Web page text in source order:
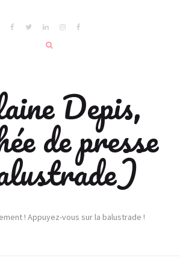
Depis,
de presse
! Appuyez-vous sur la balustrade !